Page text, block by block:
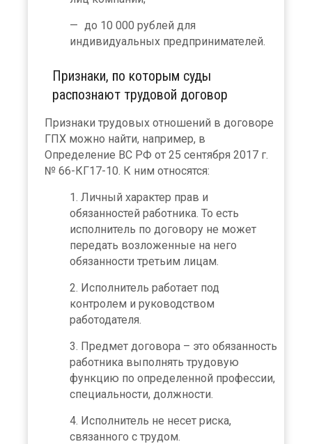
до 10 000 рублей для
индивидуальных предпринимателей.
Признаки, по которым суды
распознают трудовой договор
Признаки трудовых отношений в договоре
ГПХ можно найти, например, в
Определение ВС РФ от 25 сентября 2017 г.
№ 66-КГ17-10. К ним относятся:
Личный характер прав и
обязанностей работника. То есть
исполнитель по договору не может
передать возложенные на него
обязанности третьим лицам.
Исполнитель работает под
контролем и руководством
работодателя.
Предмет договора – это обязанность
работника выполнять трудовую
функцию по определенной профессии,
специальности, должности.
Исполнитель не несет риска,
связанного с трудом.